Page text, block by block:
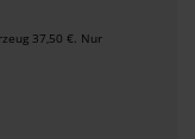
37,50 €. Nur